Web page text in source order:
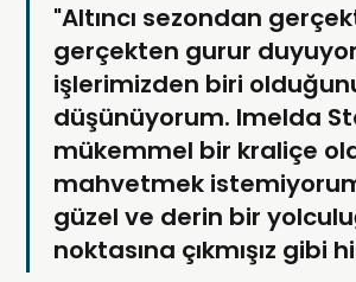
"Altıncı sezondan
gerçekten gurur
işlerimizden biri
düşünüyorum. Imelda
mükemmel bir kraliçe
mahvetmek
güzel ve derin bir
noktasına çıkmışız gibi